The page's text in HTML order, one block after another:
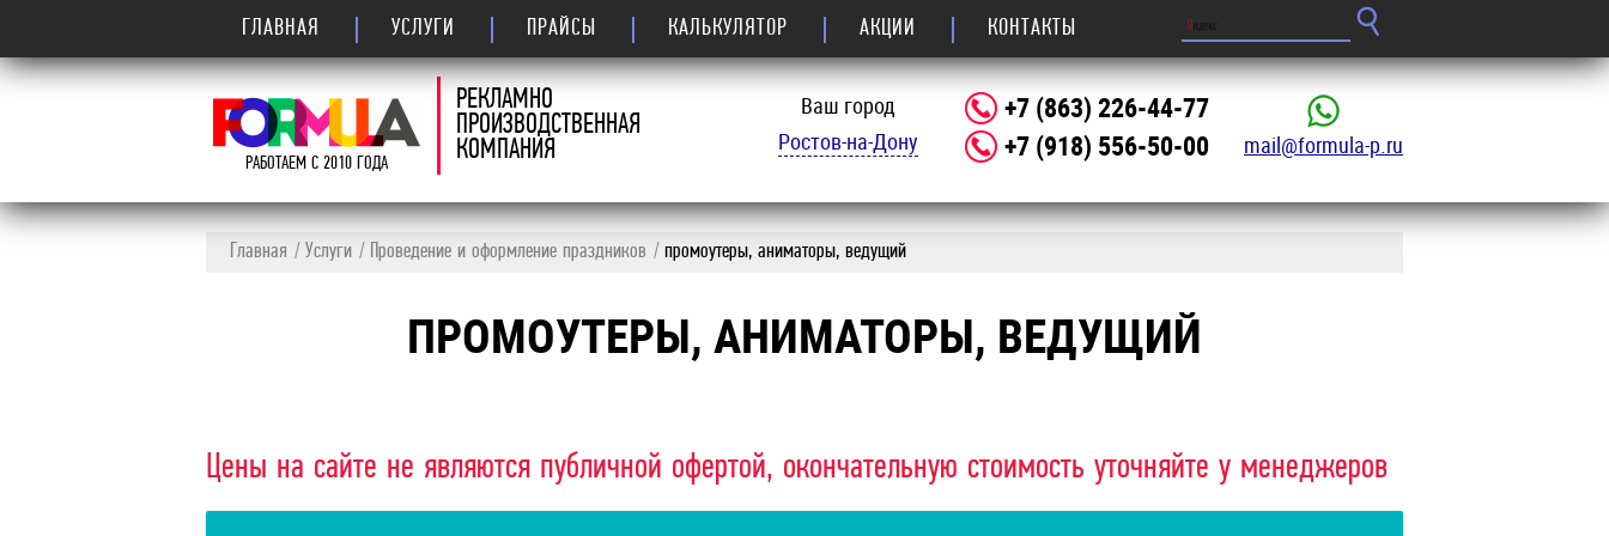
ГЛАВНАЯ УСЛУГИ ПРАЙСЫ КАЛЬКУЛЯТОР АКЦИИ КОНТАКТЫ
РАБОТАЕМ С 2010 ГОДА
РЕКЛАМНО
ПРОИЗВОДСТВЕННАЯ
КОМПАНИЯ
Ваш город
Ростов-на-Дону
+7 (863) 226-44-77
+7 (918) 556-50-00
mail@formula-p.ru
Главная Услуги Проведение и оформление праздников промоутеры, аниматоры, ведущий
ПРОМОУТЕРЫ, АНИМАТОРЫ, ВЕДУЩИЙ
Цены на сайте не являются публичной офертой, окончательную стоимость уточняйте у менеджеров